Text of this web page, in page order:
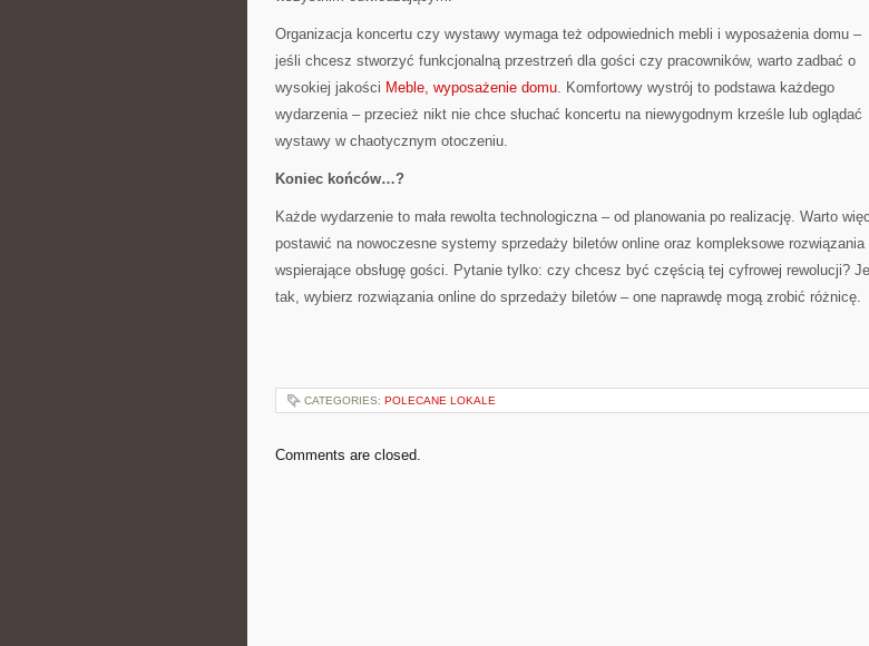
Organizacja koncertu czy wystawy wymaga też odpowiednich mebli i wyposażenia domu –
jeśli chcesz stworzyć funkcjonalną przestrzeń dla gości czy pracowników, warto zadbać o
wysokiej jakości Meble, wyposażenie domu. Komfortowy wystrój to podstawa każdego
wydarzenia – przecież nikt nie chce słuchać koncertu na niewygodnym krześle lub oglądać
wystawy w chaotycznym otoczeniu.
Koniec końców…?
Każde wydarzenie to mała rewolta technologiczna – od planowania po realizację. Warto więc
postawić na nowoczesne systemy sprzedaży biletów online oraz kompleksowe rozwiązania
wspierające obsługę gości. Pytanie tylko: czy chcesz być częścią tej cyfrowej rewolucji?
tak, wybierz rozwiązania online do sprzedaży biletów – one naprawdę mogą zrobić różnicę.
CATEGORIES: POLECANE LOKALE
Comments are closed.